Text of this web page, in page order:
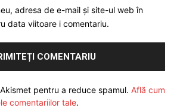
adresa de e-mail și site-ul web în
data viitoare i comentariu.
pentru a reduce spamul. Află cum
comentariilor tale.